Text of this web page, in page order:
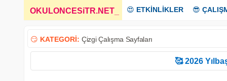
OKULONCESiTR.NET 😍 ETKİNLİKLER 😎
😏 KATEGORİ: Çizgi Çalışma Sayfaları
🥰 2026